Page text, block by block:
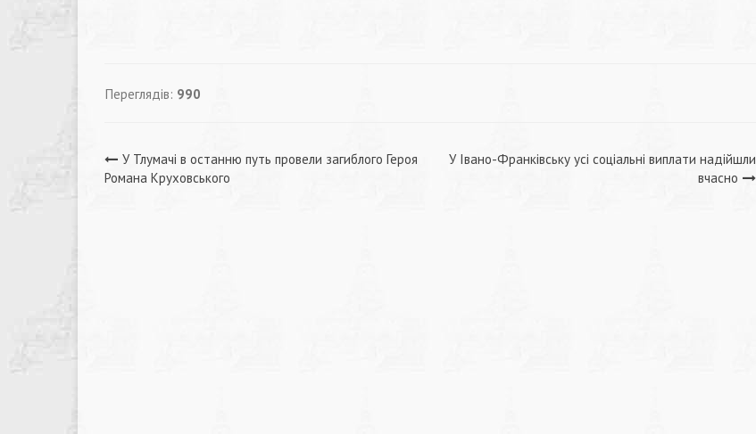
Переглядів: 990
Навігація
У Тлумачі в останню путь провели загиблого Героя
Романа Круховського
У Івано-Франківську усі соціальні виплати надійшли
вчасно